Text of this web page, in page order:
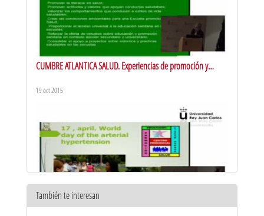
CUMBRE ATLANTICA SALUD. Experiencias de promoción y
19 oct 2015
También te interesan